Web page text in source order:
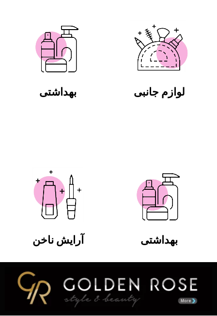
لوازم جانبی بهداشتی
بهداشتی آرایش ناخن